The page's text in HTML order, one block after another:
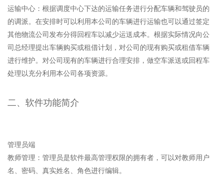
运输中心：根据调度中心下达的运输任务进行分配车辆和驾驶员的
的调派。在安排时可以利用本公司的车辆进行运输也可以通过签定
其他物流公司发布分得回程车以减少运送成本。根据实际情况向公
司总经理提出车辆购买或租借计划，对公司的现有购买或租借车辆
进行维护。对公司现有的车辆进行合理安排，做空车派送或回程车
处理以充分利用本公司各项资源。
二、软件功能简介
管理员端
教师管理：管理员是软件最高管理权限的拥有者，可以对教师用户
名、密码、真实姓名、角色进行编辑。